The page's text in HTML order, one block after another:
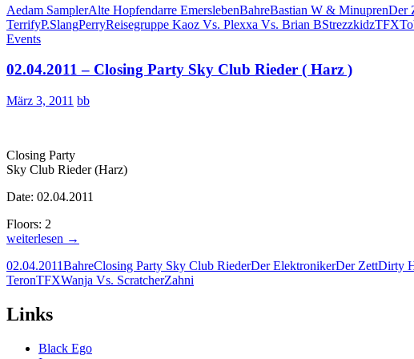
ZAHNITUSZ!
aka
ZAHNI
Exitusz
B-
Alte
Hopfendarre
Aedam SamplerAlte Hopfendarre EmerslebenBahreBastian W & MinuprenDer
TerrifyP.SlangPerryReisegruppe Kaoz Vs. Plexxa Vs. Brian BStrezzkidzTFX
Events
02.04.2011 – Closing Party Sky Club Rieder ( Harz )
März 3, 2011 bb
Closing Party
Sky Club Rieder (Harz)
Date: 02.04.2011
Floors: 2
02.04.2011
Closing
Party
Club
Rieder
Harz
weiterlesen →
02.04.2011BahreClosing Party Sky Club RiederDer ElektronikerDer ZettDirty
TeronTFXWanja Vs. ScratcherZahni
Links
Black Ego